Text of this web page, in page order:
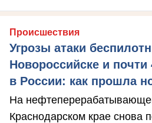
Происшествия
Угрозы атаки
Новороссийске и
в России: как прошла
На
Краснодарском крае снова